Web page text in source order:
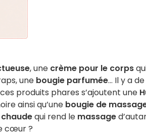
, une crème pour le corps
une bougie parfumée… Il y a de
produits phares s’ajoutent une
ainsi qu’une bougie de
qui rend le massage
cœur ?